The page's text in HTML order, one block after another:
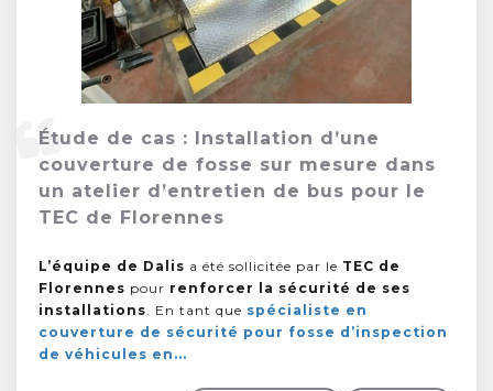
Étude de cas : Installation d’une
couverture de fosse sur mesure dans
un atelier d’entretien de bus pour le
TEC de Florennes
L’équipe de Dalis a été sollicitée par le TEC de
Florennes pour renforcer la sécurité de ses
installations . En tant que spécialiste en
couverture de sécurité pour fosse d’inspection
de véhicules en...